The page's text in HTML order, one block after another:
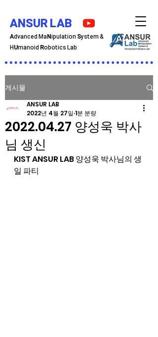
Advanced MaNipulation System &
H Umanoid Robotics Lab
ANSUR LAB
게시물
2022.04.27 양성욱 박사
님 생신
ANSUR LAB
2022년 4월 27일 1분 분량
KIST ANSUR LAB 양성욱 박사님의 생
일 파티